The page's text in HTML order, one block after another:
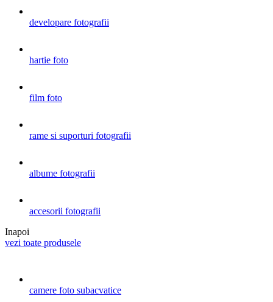
developare fotografii
hartie foto
film foto
rame si suporturi fotografii
albume fotografii
accesorii fotografii
Inapoi
vezi toate produsele
camere foto subacvatice